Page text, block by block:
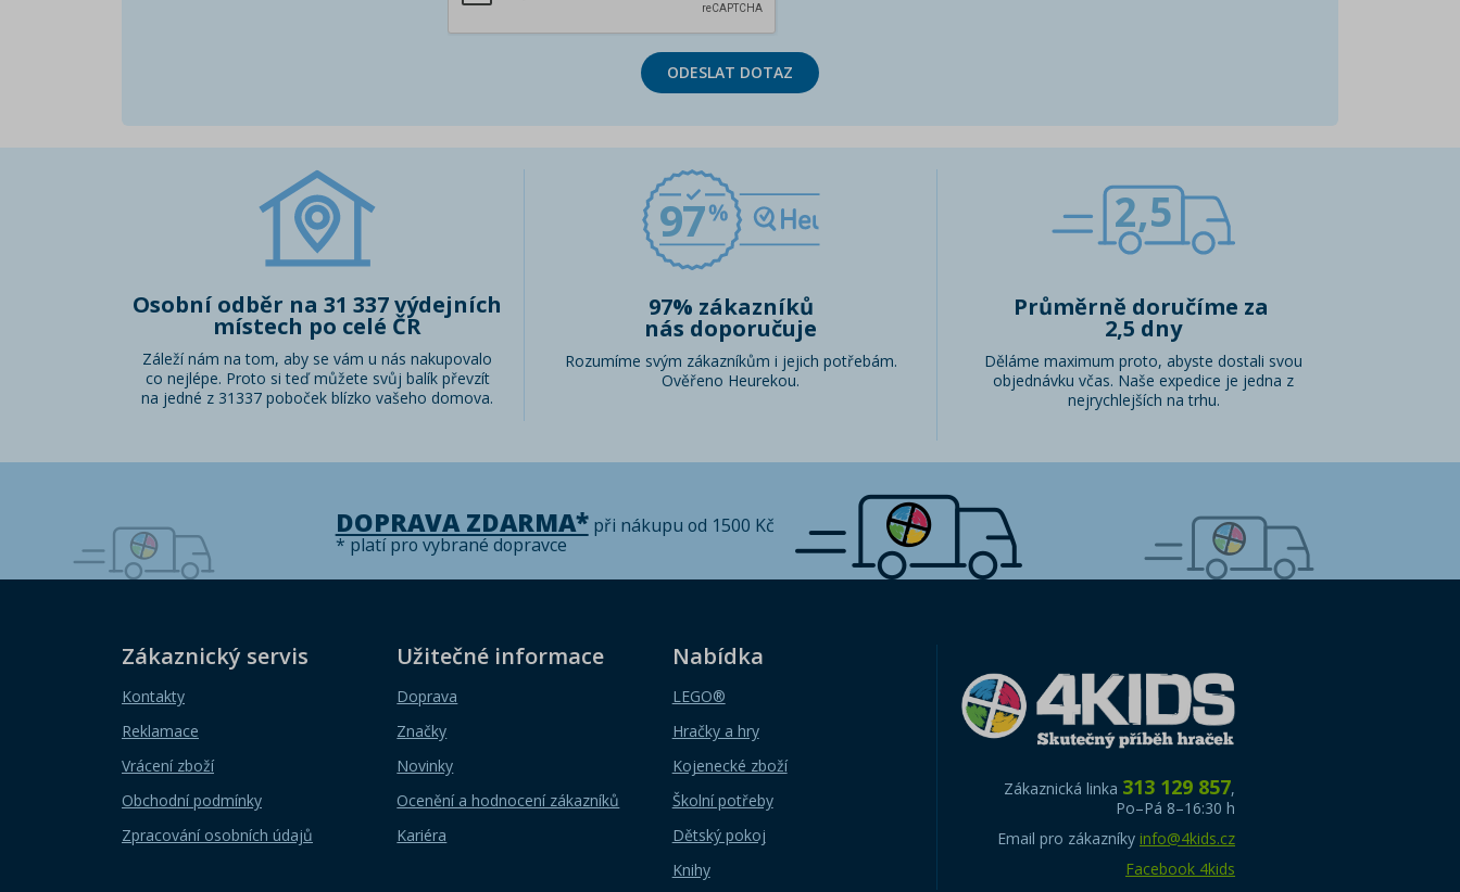
ODESLAT DOTAZ
Osobní odběr na 31 337 výdejních
místech po celé ČR
Záleží nám na tom, aby se vám u nás nakupovalo
co nejlépe. Proto si teď můžete svůj balík převzít
na jedné z 31337 poboček blízko vašeho domova.
97
97% zákazníků
nás doporučuje
Rozumíme svým zákazníkům i jejich potřebám.
Ověřeno Heurekou.
2,5
Průměrně doručíme za
2,5 dny
Děláme maximum proto, abyste dostali svou
objednávku včas. Naše expedice je jedna z
nejrychlejších na trhu.
DOPRAVA ZDARMA*při nákupu od 1500 Kč
* platí pro vybrané dopravce
Zákaznický servis
Kontakty
Reklamace
Vrácení zboží
Obchodní podmínky
Zpracování osobních údajů
Užitečné informace
Doprava
Značky
Novinky
Ocenění a hodnocení zákazníků
Kariéra
Nabídka
LEGO®
Hračky a hry
Kojenecké zboží
Školní potřeby
Dětský pokoj
Knihy
Zákaznická linka 313 129 857,
Po–Pá 8–16:30 h
Email pro zákazníky info@4kids.cz
Facebook 4kids